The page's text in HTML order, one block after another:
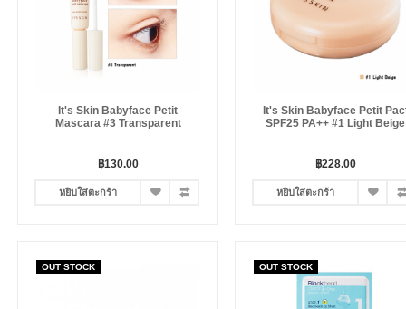
It's Skin Babyface Petit
Mascara #3 Transparent
฿130.00
หยิบใส่ตะกร้า
It's Skin Babyface Petit
SPF25 PA++ #1 Light Beige
฿228.00
หยิบใส่ตะกร้า
OUT STOCK OUT STOCK